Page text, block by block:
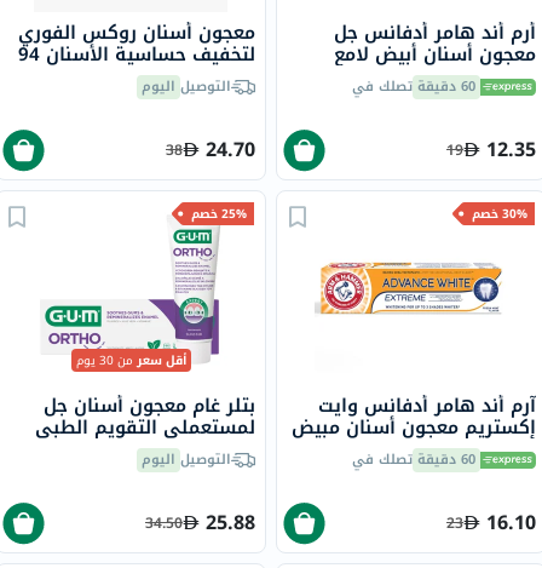
أرم أند هامر أدفانس جل
معجون أسنان أبيض لامع
متلألئ 115 جرام60 دقيقة تصلك في
12.35
19
معجون أسنان روكس الفوري
لتخفيف حساسية الأسنان 94
جرامالتوصيل اليوم
24.70
38
30% خصم
آرم أند هامر أدفانس وايت
إكستريم معجون أسنان مبيض
بالنعناع المنعش 75 مل
60 دقيقة تصلك في
16.10
23
25% خصم
أقل سعرمن 30 يوم
بتلر غام معجون أسنان جل
لمستعملي التقويم الطبي
بنكهة النعناع ، 75 جرام
التوصيل اليوم
25.88
34.50